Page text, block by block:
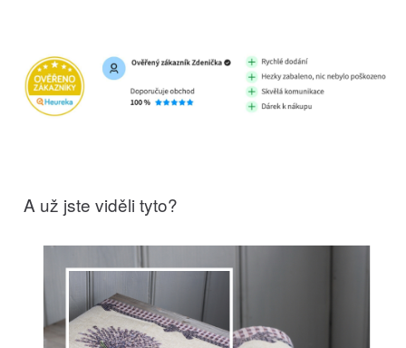
A už jste viděli tyto?